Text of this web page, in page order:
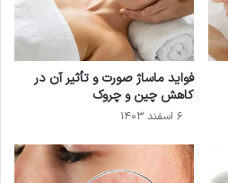
فواید ماساژ صورت و تأثیر آن در
کاهش چین و چروک
۶ اسفند ۱۴۰۳